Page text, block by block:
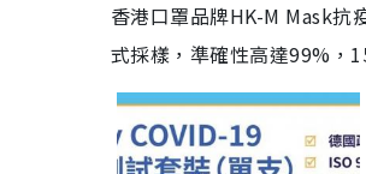
香港口罩品牌HK-M Mask
式採樣，準確性高達99%，